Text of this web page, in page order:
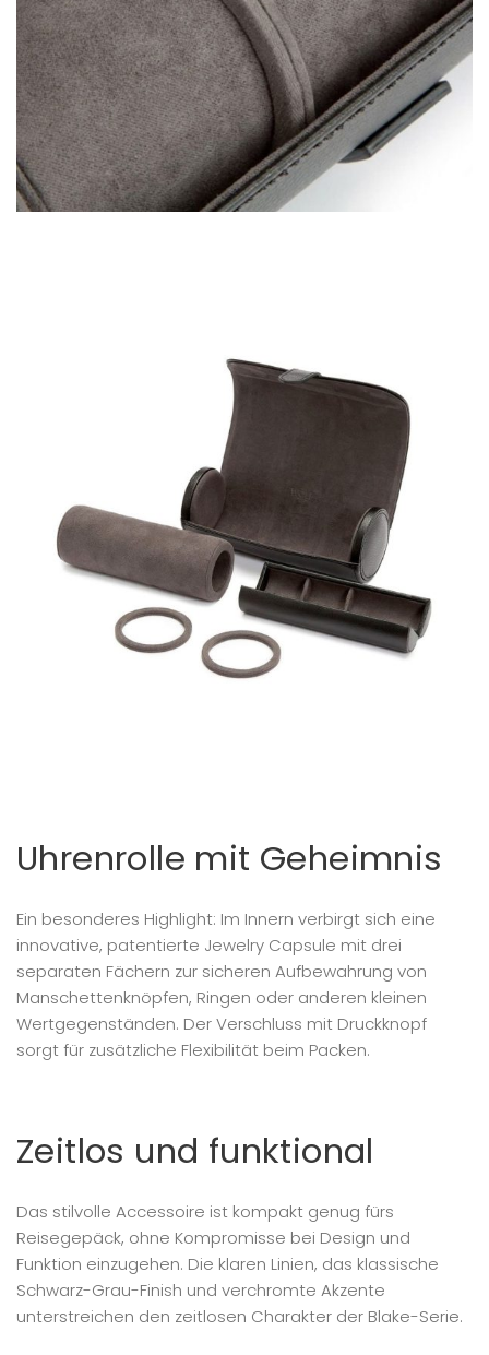
Uhrenrolle mit Geheimnis
Ein besonderes Highlight: Im Innern verbirgt sich eine
innovative, patentierte Jewelry Capsule mit drei
separaten Fächern zur sicheren Aufbewahrung von
Manschettenknöpfen, Ringen oder anderen kleinen
Wertgegenständen. Der Verschluss mit Druckknopf
sorgt für zusätzliche Flexibilität beim Packen.
Zeitlos und funktional
Das stilvolle Accessoire ist kompakt genug fürs
Reisegepäck, ohne Kompromisse bei Design und
Funktion einzugehen. Die klaren Linien, das klassische
Schwarz-Grau-Finish und verchromte Akzente
unterstreichen den zeitlosen Charakter der Blake-Serie.